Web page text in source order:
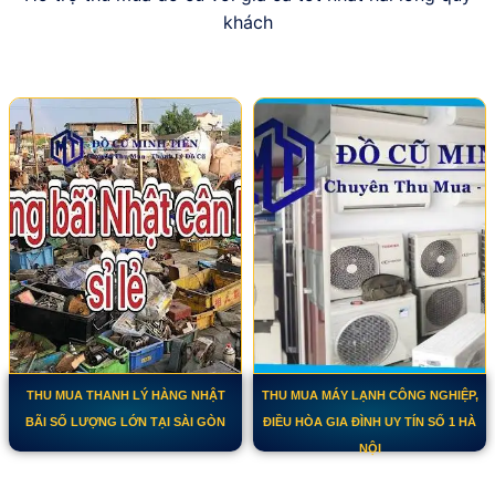
khách
THU MUA THANH LÝ HÀNG NHẬT
BÃI SỐ LƯỢNG LỚN TẠI SÀI GÒN
THU MUA MÁY LẠNH CÔNG NGHIỆP,
ĐIỀU HÒA GIA ĐÌNH UY TÍN SỐ 1 HÀ
NỘI